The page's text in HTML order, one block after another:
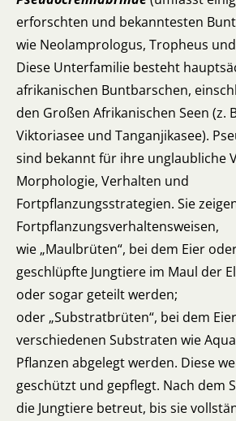
erforschten und bekanntesten
wie Neolamprologus, Tropheus
Diese Unterfamilie besteht
afrikanischen Buntbarschen,
den Großen Afrikanischen Seen (z.
Viktoriasee und Tanganjikasee).
sind bekannt für ihre unglaubliche
Morphologie, Verhalten und
Fortpflanzungsstrategien. Sie
Fortpflanzungsverhaltensweisen,
wie „Maulbrüten“, bei dem Eier
geschlüpfte Jungtiere im Maul der
oder sogar geteilt werden;
oder „Substratbrüten“, bei dem
verschiedenen Substraten wie
Pflanzen abgelegt werden. Diese
geschützt und gepflegt. Nach dem
die Jungtiere betreut, bis sie